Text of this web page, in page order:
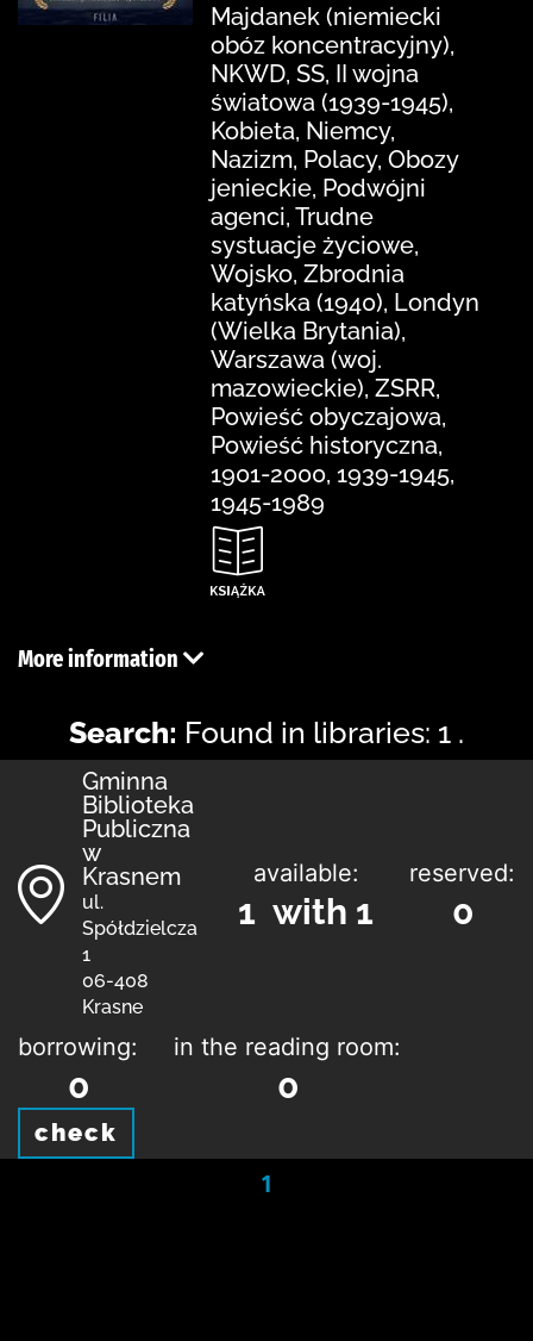
Majdanek (niemiecki
obóz koncentracyjny),
NKWD, SS, II wojna
światowa (1939-1945),
Kobieta, Niemcy,
Nazizm, Polacy, Obozy
jenieckie, Podwójni
agenci, Trudne
systuacje życiowe,
Wojsko, Zbrodnia
katyńska (1940), Londyn
(Wielka Brytania),
Warszawa (woj.
mazowieckie), ZSRR,
Powieść obyczajowa,
Powieść historyczna,
1901-2000, 1939-1945,
1945-1989
More information
Search: Found in libraries: 1 .
Gminna
Biblioteka
Publiczna
w
Krasnem
ul.
Spółdzielcza
1
06-408
Krasne
available:
1 with 1
reserved:
0
borrowing:
0
in the reading room:
0
check
1